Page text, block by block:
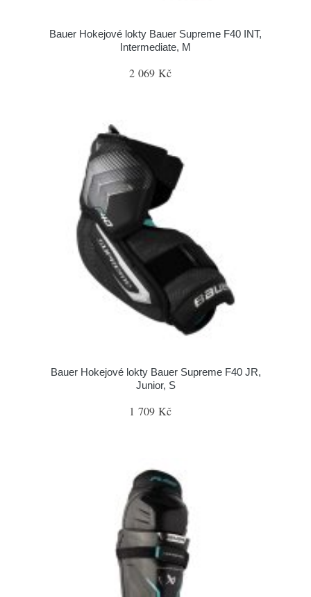
Bauer Hokejové lokty Bauer Supreme F40 INT,
Intermediate, M
2 069 Kč
Bauer Hokejové lokty Bauer Supreme F40 JR,
Junior, S
1 709 Kč